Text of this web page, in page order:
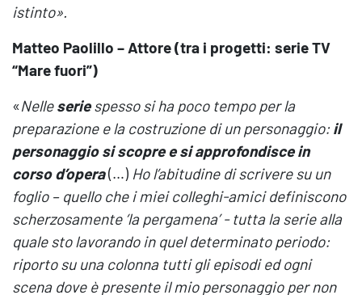
istinto».
Matteo Paolillo – Attore (tra i progetti: serie TV
“Mare fuori”)
«Nelleseriespesso si ha poco tempo per la
preparazione e la costruzione di un personaggio: il
personaggio si scopre e si approfondisce in
corso d’opera(…) Ho l’abitudine di scrivere su un
foglio – quello che i miei colleghi-amici definiscono
scherzosamente ‘la pergamena’ - tutta la serie alla
quale sto lavorando in quel determinato periodo:
riporto su una colonna tutti gli episodi ed ogni
scena dove è presente il mio personaggio per non